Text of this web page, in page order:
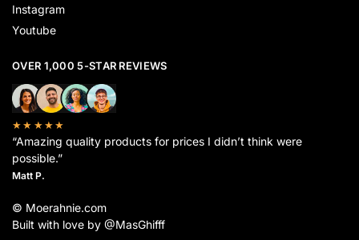
Instagram
Youtube
OVER 1,000 5-STAR REVIEWS
★★★★★
“Amazing quality products for prices I didn’t think were
possible.”
Matt P.
© Moerahnie.com
Built with love by @MasGhifff